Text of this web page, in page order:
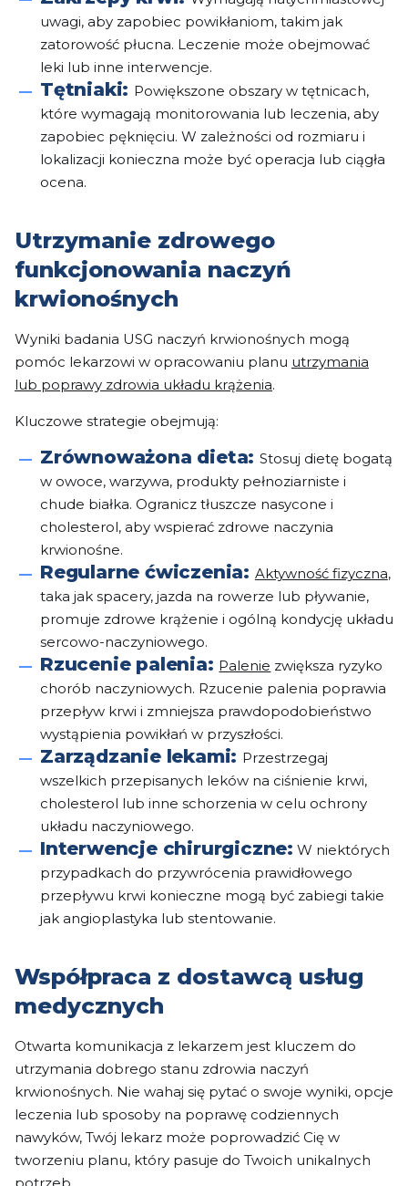
uwagi, aby zapobiec powikłaniom, takim jak
zatorowość płucna. Leczenie może obejmować
leki lub inne interwencje.
Tętniaki: Powiększone obszary w tętnicach,
które wymagają monitorowania lub leczenia, aby
zapobiec pęknięciu. W zależności od rozmiaru i
lokalizacji konieczna może być operacja lub ciągła
ocena.
Utrzymanie zdrowego
funkcjonowania naczyń
krwionośnych
Wyniki badania USG naczyń krwionośnych mogą
pomóc lekarzowi w opracowaniu planu utrzymania
lub poprawy zdrowia układu krążenia.
Kluczowe strategie obejmują:
Zrównoważona dieta: Stosuj dietę bogatą
w owoce, warzywa, produkty pełnoziarniste i
chude białka. Ogranicz tłuszcze nasycone i
cholesterol, aby wspierać zdrowe naczynia
krwionośne.
Regularne ćwiczenia: Aktywność fizyczna,
taka jak spacery, jazda na rowerze lub pływanie,
promuje zdrowe krążenie i ogólną kondycję układu
sercowo-naczyniowego.
Rzucenie palenia: Palenie zwiększa ryzyko
chorób naczyniowych. Rzucenie palenia poprawia
przepływ krwi i zmniejsza prawdopodobieństwo
wystąpienia powikłań w przyszłości.
Zarządzanie lekami: Przestrzegaj
wszelkich przepisanych leków na ciśnienie krwi,
cholesterol lub inne schorzenia w celu ochrony
układu naczyniowego.
Interwencje chirurgiczne: W niektórych
przypadkach do przywrócenia prawidłowego
przepływu krwi konieczne mogą być zabiegi takie
jak angioplastyka lub stentowanie.
Współpraca z dostawcą usług
medycznych
Otwarta komunikacja z lekarzem jest kluczem do
utrzymania dobrego stanu zdrowia naczyń
krwionośnych. Nie wahaj się pytać o swoje wyniki, opcje
leczenia lub sposoby na poprawę codziennych
nawyków, Twój lekarz może poprowadzić Cię w
tworzeniu planu, który pasuje do Twoich unikalnych